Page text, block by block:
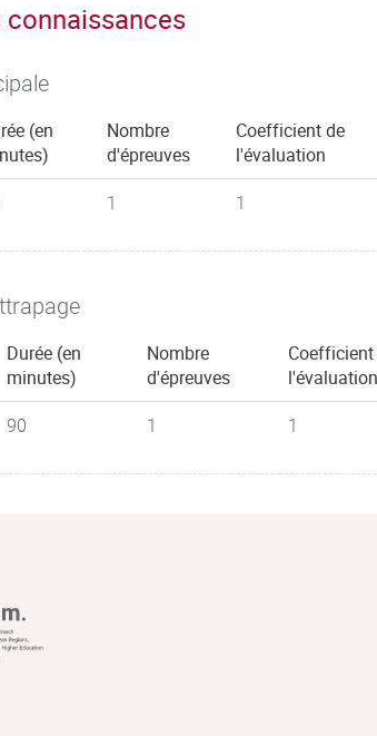
(en
Nombre
d'épreuves
Coefficient de
l'évaluation
1 1
Durée (en
minutes)
Nombre
d'épreuves
Coefficient
l'évaluation
90 1 1